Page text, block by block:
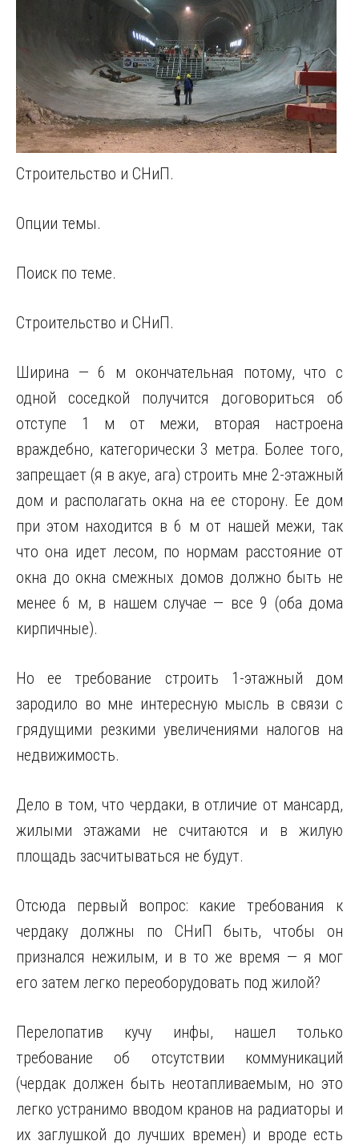
Строительство и СНиП.
Опции темы.
Поиск по теме.
Строительство и СНиП.
Ширина — 6 м окончательная потому, что с
одной соседкой получится договориться об
отступе 1 м от межи, вторая настроена
враждебно, категорически 3 метра. Более того,
запрещает (я в акуе, ага) строить мне 2-этажный
дом и располагать окна на ее сторону. Ее дом
при этом находится в 6 м от нашей межи, так
что она идет лесом, по нормам расстояние от
окна до окна смежных домов должно быть не
менее 6 м, в нашем случае — все 9 (оба дома
кирпичные).
Но ее требование строить 1-этажный дом
зародило во мне интересную мысль в связи с
грядущими резкими увеличениями налогов на
недвижимость.
Дело в том, что чердаки, в отличие от мансард,
жилыми этажами не считаются и в жилую
площадь засчитываться не будут.
Отсюда первый вопрос: какие требования к
чердаку должны по СНиП быть, чтобы он
признался нежилым, и в то же время — я мог
его затем легко переоборудовать под жилой?
Перелопатив кучу инфы, нашел только
требование об отсутствии коммуникаций
(чердак должен быть неотапливаемым, но это
легко устранимо вводом кранов на радиаторы и
их заглушкой до лучших времен) и вроде есть